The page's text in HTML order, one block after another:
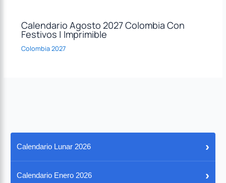
Calendario Agosto 2027 Colombia Con
Festivos | Imprimible
Colombia 2027
Calendario Lunar 2026 ›
Calendario Enero 2026 ›